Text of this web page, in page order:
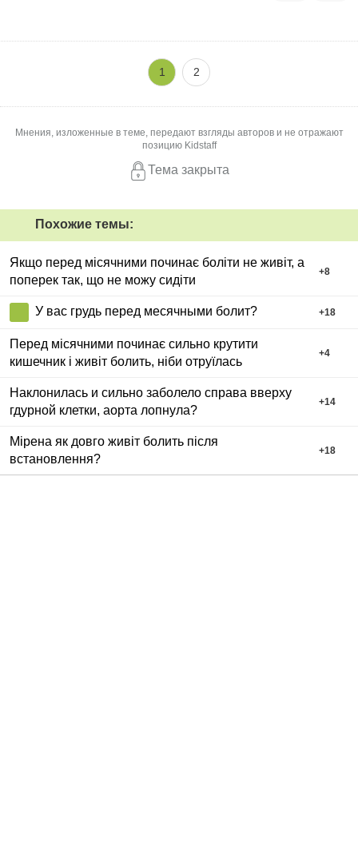
1 2
Мнения, изложенные в теме, передают взгляды авторов и не отражают
позицию Kidstaff
Тема закрыта
Похожие темы:
Якщо перед місячними починає боліти не живіт, а
поперек так, що не можу сидіти
+8
У вас грудь перед месячными болит? +18
Перед місячними починає сильно крутити
кишечник і живіт болить, ніби отруїлась
+4
Наклонилась и сильно заболело справа вверху
гдурной клетки, аорта лопнула?
+14
Мірена як довго живіт болить після
встановлення?
+18